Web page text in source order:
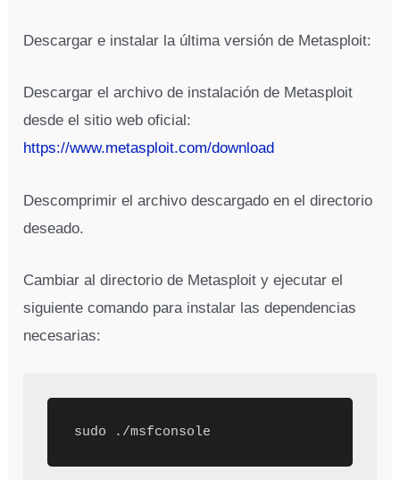
Descargar e instalar la última versión de Metasploit:
Descargar el archivo de instalación de Metasploit
desde el sitio web oficial:
https://www.metasploit.com/download
Descomprimir el archivo descargado en el directorio
deseado.
Cambiar al directorio de Metasploit y ejecutar el
siguiente comando para instalar las dependencias
necesarias:
sudo ./msfconsole